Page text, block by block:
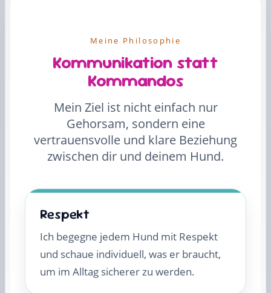
Meine Philosophie
Kommunikation statt
Kommandos
Mein Ziel ist nicht einfach nur
Gehorsam, sondern eine
vertrauensvolle und klare Beziehung
zwischen dir und deinem Hund.
Respekt
Ich begegne jedem Hund mit Respekt
und schaue individuell, was er braucht,
um im Alltag sicherer zu werden.